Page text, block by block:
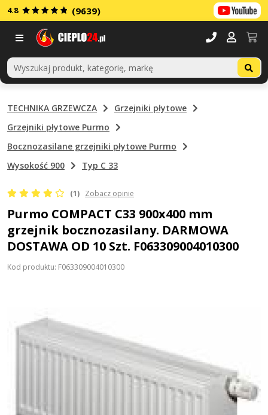
4.8 (9639)
TECHNIKA GRZEWCZA
Grzejniki płytowe
Grzejniki płytowe Purmo
Bocznozasilane grzejniki płytowe Purmo
Wysokość 900
Typ C 33
(1) Zobacz opinie
Purmo COMPACT C33 900x400 mm
grzejnik bocznozasilany. DARMOWA
DOSTAWA OD 10 Szt. F063309004010300
Kod produktu: F063309004010300